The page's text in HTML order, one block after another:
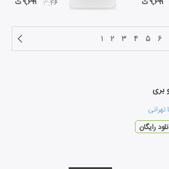
۰۳:۴۶
۱ ۲ ۳ ۴ ۵ ۶
بری
تهرانی
رایگان